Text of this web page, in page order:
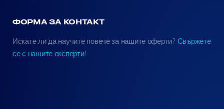
ФОРМА ЗА КОНТАКТ
Искате ли да научите повече за нашите оферти? Свържете
се с нашите експерти!